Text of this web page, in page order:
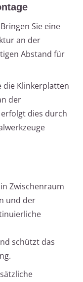
Sie eine
an der
Abstand für
die Klinkerplatten
der
dies durch
Zwischenraum
und der
schützt das